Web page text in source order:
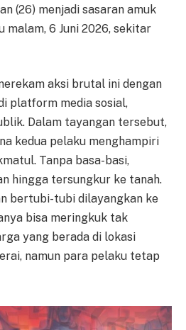
(26) menjadi sasaran amuk
malam, 6 Juni 2026, sekitar
aksi brutal ini dengan
platform media sosial,
Dalam tayangan tersebut,
kedua pelaku menghampiri
Tanpa basa-basi,
hingga tersungkur ke tanah.
bertubi-tubi dilayangkan ke
bisa meringkuk tak
yang berada di lokasi
namun para pelaku tetap